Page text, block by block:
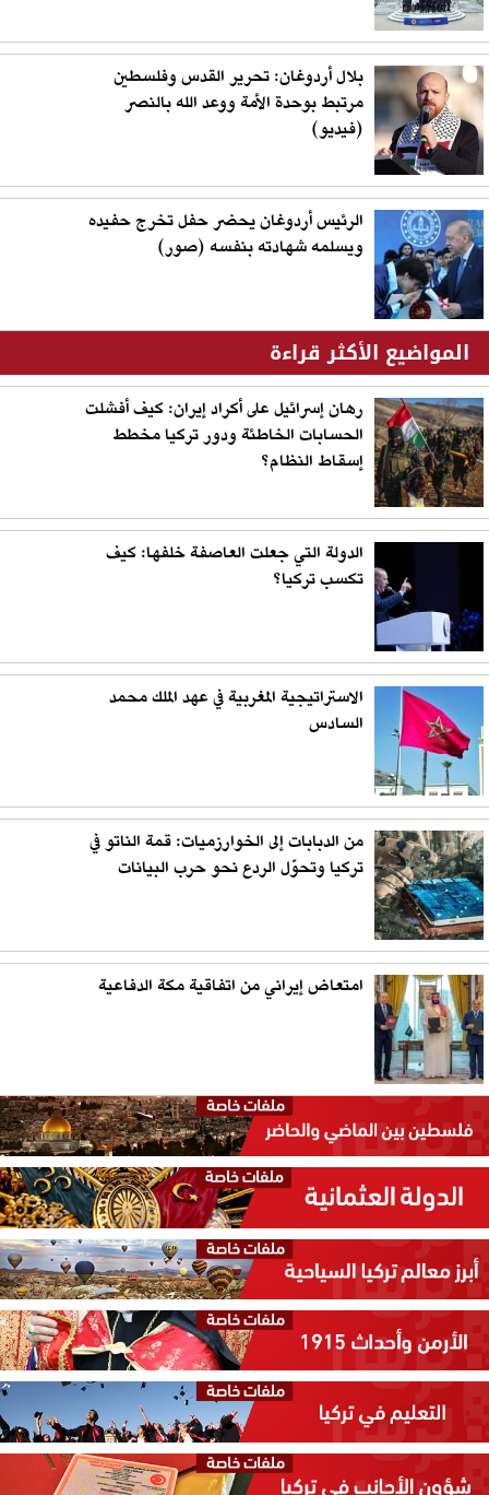
بلال أردوغان: تحرير القدس وفلسطين
مرتبط بوحدة الأمة ووعد الله بالنصر
(فيديو)
الرئيس أردوغان يحضر حفل تخرج حفيده
ويسلمه شهادته بنفسه (صور)
المواضيع الأكثر قراءة
رهان إسرائيل على أكراد إيران: كيف أفشلت
الحسابات الخاطئة ودور تركيا مخطط
إسقاط النظام؟
الدولة التي جعلت العاصفة خلفها: كيف
تكسب تركيا؟
الاستراتيجية المغربية في عهد الملك محمد
السادس
من الدبابات إلى الخوارزميات: قمة الناتو في
تركيا وتحوّل الردع نحو حرب البيانات
امتعاض إيراني من اتفاقية مكة الدفاعية